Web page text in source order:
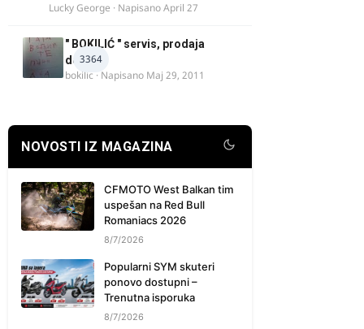
Lucky George · NapisanoApril 27
3364
" BOKILIĆ " servis, prodaja
delova
bokilic · Napisano Maj 29, 2011
NOVOSTI IZ MAGAZINA
CFMOTO West Balkan tim
uspešan na Red Bull
Romaniacs 2026
8/7/2026
Popularni SYM skuteri
ponovo dostupni –
Trenutna isporuka
8/7/2026